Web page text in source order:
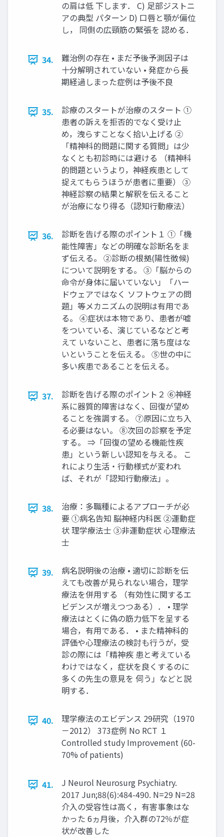
の肩は低 下します． C) 足部ジストニ
アの典型 パターン D) 口唇と顎が偏位
し， 同側の広頸筋の緊張を 認める．
34.
難治例の存在 • まだ予後予測因子は
十分解明されていない • 発症から長
期経過しまった症例は予後不良
35.
診療のスタートが治療のスタート ①
患者の訴えを拒否的でなく受け止
め，洩らすことなく拾い上げる ②
「精神科的問題に関する質問」は少
なくとも初診時には避ける （精神科
的問題というより，神経疾患として
捉えてもらうほうが患者に重要） ③
神経診察の結果と解釈を伝えること
が治療になり得る（認知行動療法）
36.
診断を告げる際のポイント１ ①「機
能性障害」などの明確な診断名をま
ず伝える。 ②診断の根拠(陽性徴候)
について説明をする。 ③「脳からの
命令が身体に届いていない」「ハー
ドウェアではなく ソフトウェアの問
題」等メカニズムの説明は有用であ
る。 ④症状は本物であり、患者が嘘
をついている、演じているなどと考
えて いないこと、患者に落ち度はな
いということを伝える。 ⑤世の中に
多い疾患であることを伝える。
37.
診断を告げる際のポイント２ ⑥神経
系に器質的障害はなく、回復が望め
ることを強調する。 ⑦原因に立ち入
る必要はない。 ⑧次回の診察を予定
する。 ⇒「回復の望める機能性疾
患」という新しい認知を与える。 こ
れにより生活・行動様式が変われ
ば、それが「認知行動療法」。
38.
治療：多職種によるアプローチが必
要 ①病名告知 脳神経内科医 ②運動症
状 理学療法士 ③非運動症状 心理療法
士
39.
病名説明後の治療 • 適切に診断を伝
えても改善が見られない場合，理学
療法を併用する （有効性に関するエ
ビデンスが増えつつある）． • 理学
療法はとくに偽の筋力低下を呈する
場合，有用である． • また精神科的
評価や心理療法の検討も行うが，受
診の際には「精神疾 患と考えている
わけではなく，症状を良くするのに
多くの先生の意見を 伺う」などと説
明する．
40.
理学療法のエビデンス 29研究（1970
－2012） 373症例 No RCT １
Controlled study Improvement (60-
70% of patients)
41.
J Neurol Neurosurg Psychiatry.
2017 Jun;88(6):484-490. N=29 N=28
介入の受容性は高く，有害事象はな
かった 6ヵ月後，介入群の72％が症
状が改善した